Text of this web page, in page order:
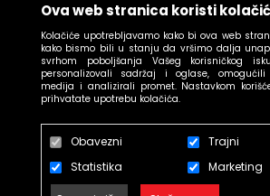
Ova web stranica koristi
Kolačiće upotrebljavamo kako bi ova web
kako bismo bili u stanju da vršimo dalja
svrhom poboljšanja Vašeg korisničkog
personalizovali sadržaj i oglase,
medija i analizirali promet. Nastavkom
prihvatate upotrebu kolačića.
Obavezni
Trajni
Statistika
Marketing
uslovi prodaje